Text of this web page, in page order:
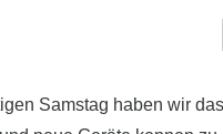
Samstag haben wir